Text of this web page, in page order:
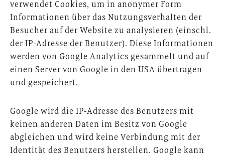
verwendet Cookies, um in anonymer Form
Informationen über das Nutzungsverhalten der
Besucher auf der Website zu analysieren (einschl.
der IP-Adresse der Benutzer). Diese Informationen
werden von Google Analytics gesammelt und auf
einen Server von Google in den USA übertragen
und gespeichert.
Google wird die IP-Adresse des Benutzers mit
keinen anderen Daten im Besitz von Google
abgleichen und wird keine Verbindung mit der
Identität des Benutzers herstellen. Google kann